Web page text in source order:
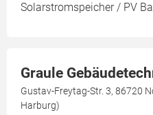
Solarstromspeicher / PV
Graule
Gustav-Freytag-Str. 3, 86720
Harburg)